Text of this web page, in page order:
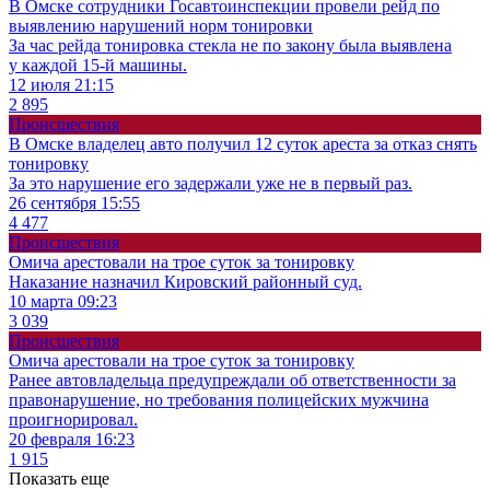
В Омске сотрудники Госавтоинспекции провели рейд по
выявлению нарушений норм тонировки
За час рейда тонировка стекла не по закону была выявлена
у каждой 15-й машины.
12 июля 21:15
2 895
Происшествия
В Омске владелец авто получил 12 суток ареста за отказ снять
тонировку
За это нарушение его задержали уже не в первый раз.
26 сентября 15:55
4 477
Происшествия
Омича арестовали на трое суток за тонировку
Наказание назначил Кировский районный суд.
10 марта 09:23
3 039
Происшествия
Омича арестовали на трое суток за тонировку
Ранее автовладельца предупреждали об ответственности за
правонарушение, но требования полицейских мужчина
проигнорировал.
20 февраля 16:23
1 915
Показать еще